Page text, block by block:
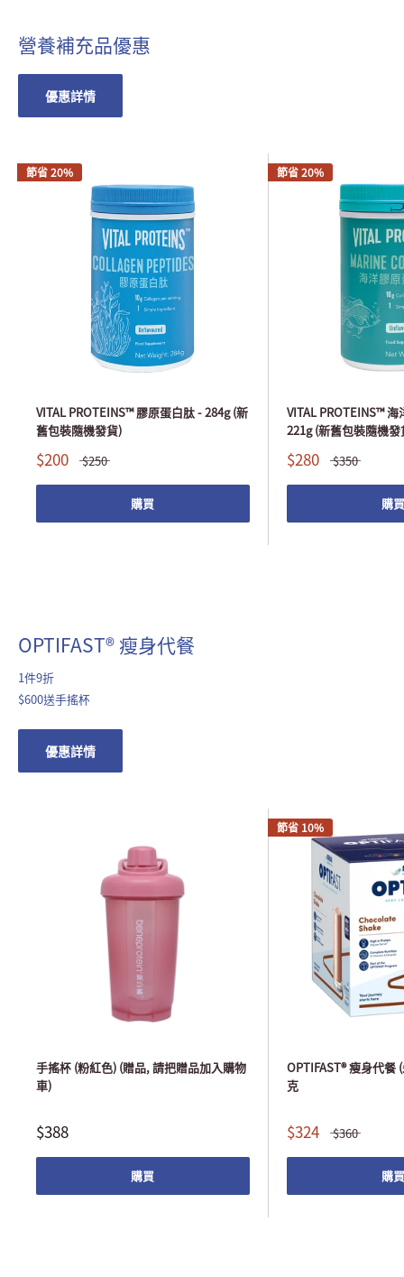
營養補充品優惠
優惠詳情
節省 20%
VITAL PROTEINS™ 膠原蛋白肽 - 284g (新
舊包裝隨機發貨)
$200 $250
購買
節省 20%
VITAL PROTEINS™
221g (新舊包裝隨機發
$280 $350
購
OPTIFAST® 瘦身代餐
1件9折
$600送手搖杯
優惠詳情
手搖杯 (粉紅色) (贈品, 請把贈品加入購物
車)
$388
購買
節省 10%
OPTIFAST® 瘦身代餐
克
$324 $360
購